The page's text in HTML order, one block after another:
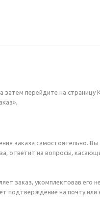
перейдите на страницу
заказа самостоятельно.
ответит на вопросы,
заказ, укомплектовав его
подтверждение на почту